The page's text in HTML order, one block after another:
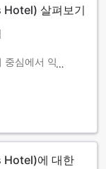
하는 객실 요금을
.
시기 바랍니다
수 있습니다.
. 각 객실의 투숙
Hotel) 살펴보기
심에서 약 16km
은 현대적인 디
게 안락한 숙박
리로, 도착과 출
특별하게 만들어
하고 있어 대규
Hotel)에 대한